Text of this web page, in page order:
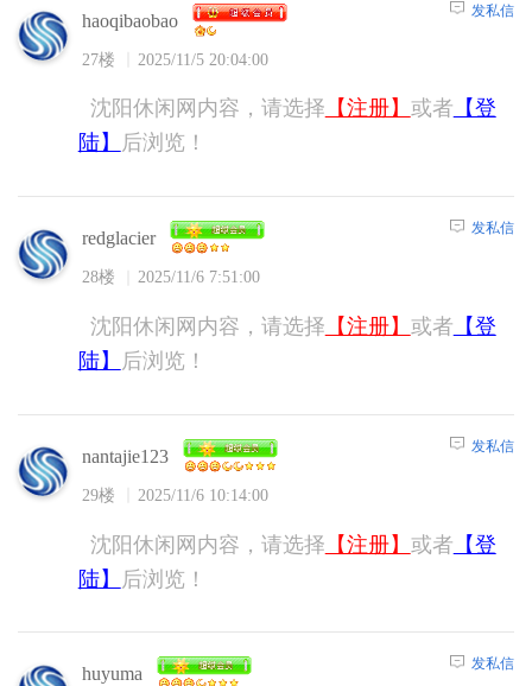
haoqibaobao
27楼 2025/11/5 20:04:00
发私信
沈阳休闲网内容，请选择 【注册】 或者 【登
陆】
后浏览！
redglacier
28楼 2025/11/6 7:51:00
发私信
沈阳休闲网内容，请选择 【注册】 或者 【登
陆】
后浏览！
nantajie123
29楼 2025/11/6 10:14:00
发私信
沈阳休闲网内容，请选择 【注册】 或者 【登
陆】
后浏览！
huyuma 发私信